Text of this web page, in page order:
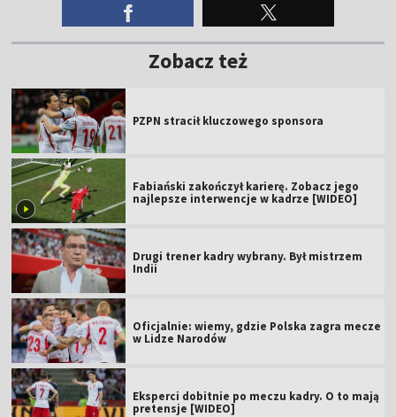
Zobacz też
PZPN stracił kluczowego sponsora
Fabiański zakończył karierę. Zobacz jego
najlepsze interwencje w kadrze [WIDEO]
Drugi trener kadry wybrany. Był mistrzem
Indii
Oficjalnie: wiemy, gdzie Polska zagra mecze
w Lidze Narodów
Eksperci dobitnie po meczu kadry. O to mają
pretensje [WIDEO]